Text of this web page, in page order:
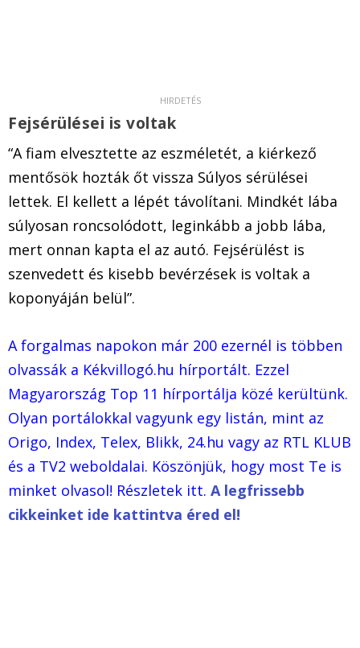
Fejsérülései is voltak
“A fiam elvesztette az eszméletét, a kiérkező
mentősök hozták őt vissza Súlyos sérülései
lettek. El kellett a lépét távolítani. Mindkét lába
súlyosan roncsolódott, leginkább a jobb lába,
mert onnan kapta el az autó. Fejsérülést is
szenvedett és kisebb bevérzések is voltak a
koponyáján belül”.
A forgalmas napokon már 200 ezernél is többen
olvassák a Kékvillogó.hu hírportált. Ezzel
Magyarország Top 11 hírportálja közé kerültünk.
Olyan portálokkal vagyunk egy listán, mint az
Origo, Index, Telex, Blikk, 24.hu vagy az RTL KLUB
és a TV2 weboldalai. Köszönjük, hogy most Te is
minket olvasol! Részletek itt. A legfrissebb
cikkeinket ide kattintva éred el!